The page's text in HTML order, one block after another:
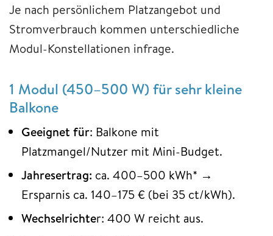
Je nach persönlichem Platzangebot und
Stromverbrauch kommen unterschiedliche
Modul-Konstellationen infrage.
1 Modul (450–500 W) für sehr kleine
Balkone
Geeignet für: Balkone mit
Platzmangel/Nutzer mit Mini-Budget.
Jahresertrag: ca. 400–500 kWh* →
Ersparnis ca. 140–175 € (bei 35 ct/kWh).
Wechselrichter: 400 W reicht aus.